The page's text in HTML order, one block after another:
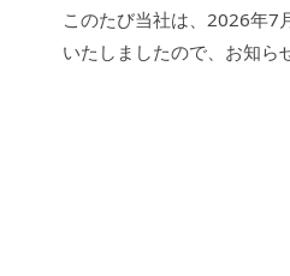
このたび当社は、2026年7
いたしましたので、お知ら